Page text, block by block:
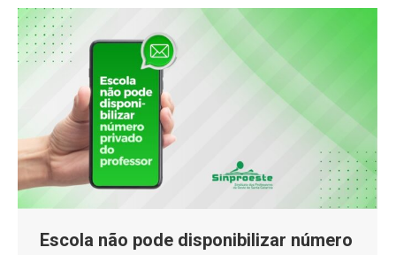
Escola não pode disponibilizar número